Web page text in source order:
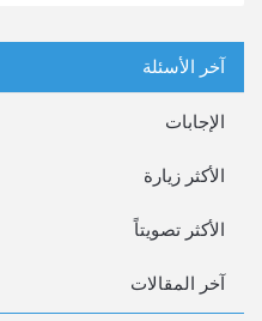
آخر الأسئلة
الإجابات
الأكثر زيارة
الأكثر تصويتاً